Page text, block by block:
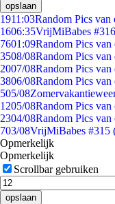
opslaan
1911:03Random Pics van
1606:35VrijMiBabes
7601:09Random Pics
3508/08Random Pics
2007/08Random Pics
3806/08Random Pics
505/08
1205/08Random Pics
2304/08Random Pics
703/08VrijMiBabes #315
Opmerkelijk
Opmerkelijk
Scrollbar gebruiken
opslaan